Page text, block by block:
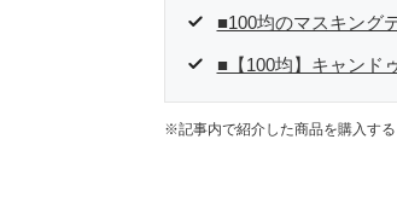
■100均のマスキング
■【100均】キャンド
※記事内で紹介した商品を購入する